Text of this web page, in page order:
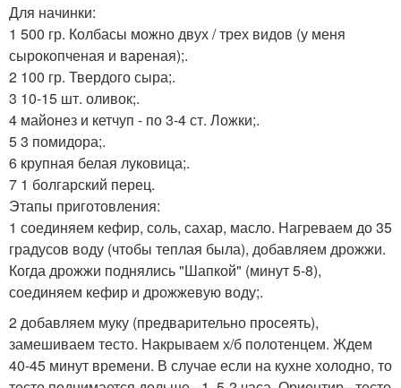
Для начинки:
1 500 гр. Колбасы можно двух / трех видов (у меня
сырокопченая и вареная);.
2 100 гр. Твердого сыра;.
3 10-15 шт. оливок;.
4 майонез и кетчуп - по 3-4 ст. Ложки;.
5 3 помидора;.
6 крупная белая луковица;.
7 1 болгарский перец.
Этапы приготовления:
1 соединяем кефир, соль, сахар, масло. Нагреваем до 35
градусов воду (чтобы теплая была), добавляем дрожжи.
Когда дрожжи поднялись "Шапкой" (минут 5-8),
соединяем кефир и дрожжевую воду;.
2 добавляем муку (предварительно просеять),
замешиваем тесто. Накрываем х/б полотенцем. Ждем
40-45 минут времени. В случае если на кухне холодно, то